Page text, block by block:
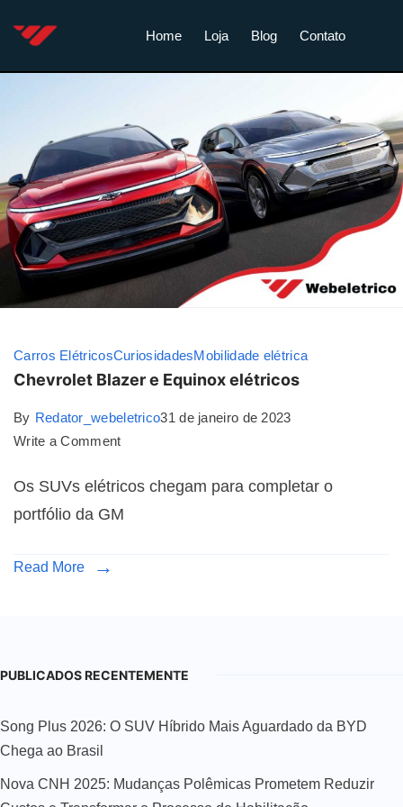
Home Loja Blog Contato
Carros ElétricosCuriosidadesMobilidade elétrica
Chevrolet Blazer e Equinox elétricos
By Redator_webeletrico31 de janeiro de 2023
Write a Comment
Os SUVs elétricos chegam para completar o
portfólio da GM
Read More
PUBLICADOS RECENTEMENTE
Song Plus 2026: O SUV Híbrido Mais Aguardado da BYD
Chega ao Brasil
Nova CNH 2025: Mudanças Polêmicas Prometem Reduzir